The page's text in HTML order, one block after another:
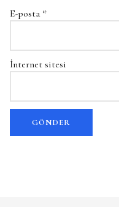
E-posta *
İnternet sitesi